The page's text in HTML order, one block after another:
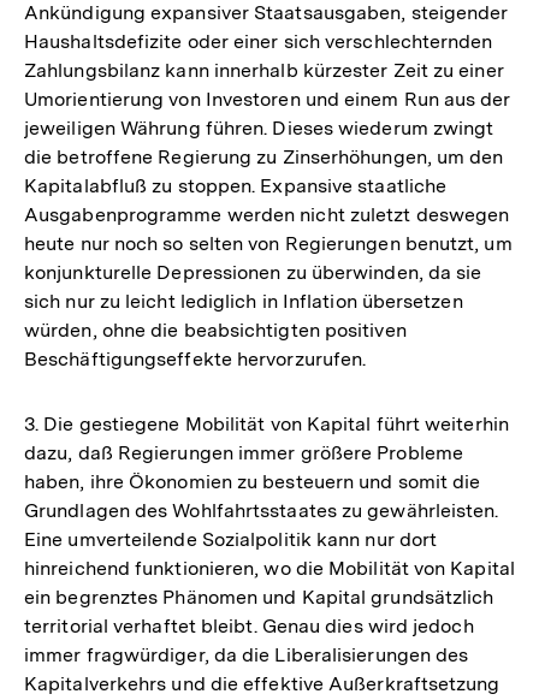
Ankündigung expansiver Staatsausgaben, steigender
Haushaltsdefizite oder einer sich verschlechternden
Zahlungsbilanz kann innerhalb kürzester Zeit zu einer
Umorientierung von Investoren und einem Run aus der
jeweiligen Währung führen. Dieses wiederum zwingt
die betroffene Regierung zu Zinserhöhungen, um den
Kapitalabfluß zu stoppen. Expansive staatliche
Ausgabenprogramme werden nicht zuletzt deswegen
heute nur noch so selten von Regierungen benutzt, um
konjunkturelle Depressionen zu überwinden, da sie
sich nur zu leicht lediglich in Inflation übersetzen
würden, ohne die beabsichtigten positiven
Beschäftigungseffekte hervorzurufen.
3. Die gestiegene Mobilität von Kapital führt weiterhin
dazu, daß Regierungen immer größere Probleme
haben, ihre Ökonomien zu besteuern und somit die
Grundlagen des Wohlfahrtsstaates zu gewährleisten.
Eine umverteilende Sozialpolitik kann nur dort
hinreichend funktionieren, wo die Mobilität von Kapital
ein begrenztes Phänomen und Kapital grundsätzlich
territorial verhaftet bleibt. Genau dies wird jedoch
immer fragwürdiger, da die Liberalisierungen des
Kapitalverkehrs und die effektive Außerkraftsetzung